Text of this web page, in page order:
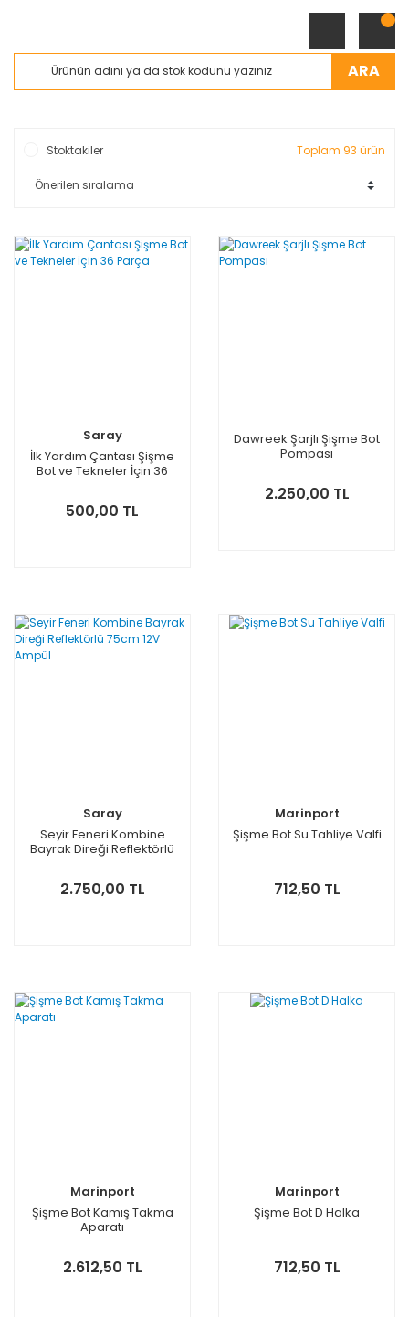
ARA
Stoktakiler Toplam 93 ürün
Saray
İlk Yardım Çantası Şişme
Bot ve Tekneler İçin 36
500,00 TL
Dawreek Şarjlı Şişme Bot
Pompası
2.250,00 TL
Saray
Seyir Feneri Kombine
Bayrak Direği Reflektörlü
2.750,00 TL
Marinport
Şişme Bot Su Tahliye Valfi
712,50 TL
Marinport
Şişme Bot Kamış Takma
Aparatı
2.612,50 TL
Marinport
Şişme Bot D Halka
712,50 TL